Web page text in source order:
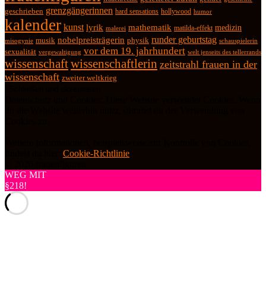
geschrieben grenzgängerinnen hard sensations hollywood humor
kalender kunst lyrik malerei mathematik matilda-effekt medizin
misogynie musik nobelpreisträgerin physik runder geburtstag schauspielerin
sexualität vergewaltigung vor dem 19. jahrhundert welt jenseits des tellerrands
wissenschaftwissenschaftlerin zeitstrahl frauen in der
wissenschaft zweiter weltkrieg
Cookie-Richtlinie
WEG MIT
§218!